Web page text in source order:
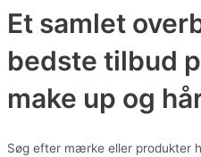
Et samlet
bedste tilbud
make up og
Søg efter mærke eller produkter